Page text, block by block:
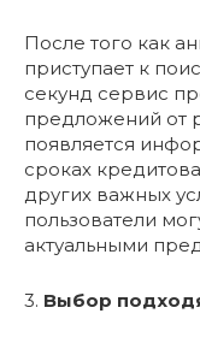
После того как
приступает к
секунд сервис
предложений от
появляется
сроках
других важных
пользователи
актуальными
3. Выбор